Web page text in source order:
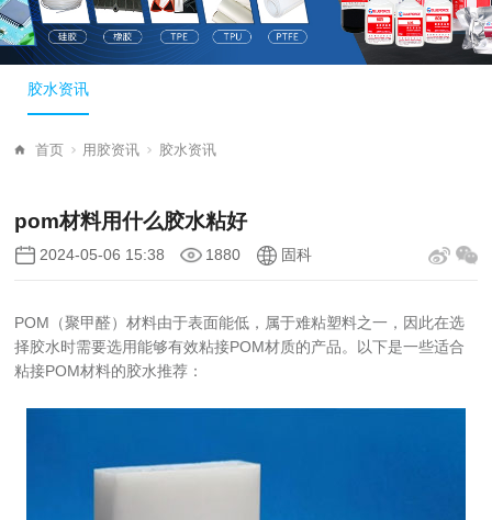
胶水资讯
首页 用胶资讯 胶水资讯
pom材料用什么胶水粘好
2024-05-06 15:38 1880 固科
POM（聚甲醛）材料由于表面能低，属于难粘塑料之一，因此在选
择胶水时需要选用能够有效粘接POM材质的产品。以下是一些适合
粘接POM材料的胶水推荐：